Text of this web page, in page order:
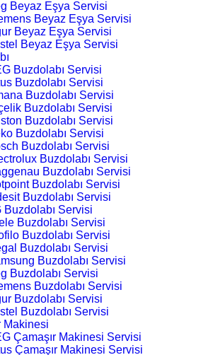
Beyaz Eşya Servisi
Beyaz Eşya Servisi
Beyaz Eşya Servisi
Beyaz Eşya Servisi
Buzdolabı Servisi
Buzdolabı Servisi
Buzdolabı Servisi
Buzdolabı Servisi
Buzdolabı Servisi
Buzdolabı Servisi
Buzdolabı Servisi
Buzdolabı Servisi
Buzdolabı Servisi
Buzdolabı Servisi
Buzdolabı Servisi
Buzdolabı Servisi
Buzdolabı Servisi
Buzdolabı Servisi
Buzdolabı Servisi
Buzdolabı Servisi
Buzdolabı Servisi
Buzdolabı Servisi
Buzdolabı Servisi
Buzdolabı Servisi
Makinesi
Çamaşır Makinesi Servisi
Çamaşır Makinesi Servisi